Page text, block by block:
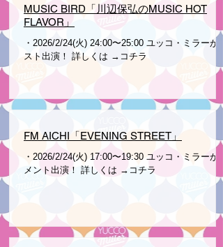
MUSIC BIRD「川辺保弘のMUSIC HOT
FLAVOR」
・2026/2/24(火) 24:00〜25:00 ユッコ・ミラーがゲ
スト出演！ 詳しくは →コチラ
FM AICHI「EVENING STREET」
・2026/2/24(火) 17:00〜19:30 ユッコ・ミラーがコ
メント出演！ 詳しくは →コチラ